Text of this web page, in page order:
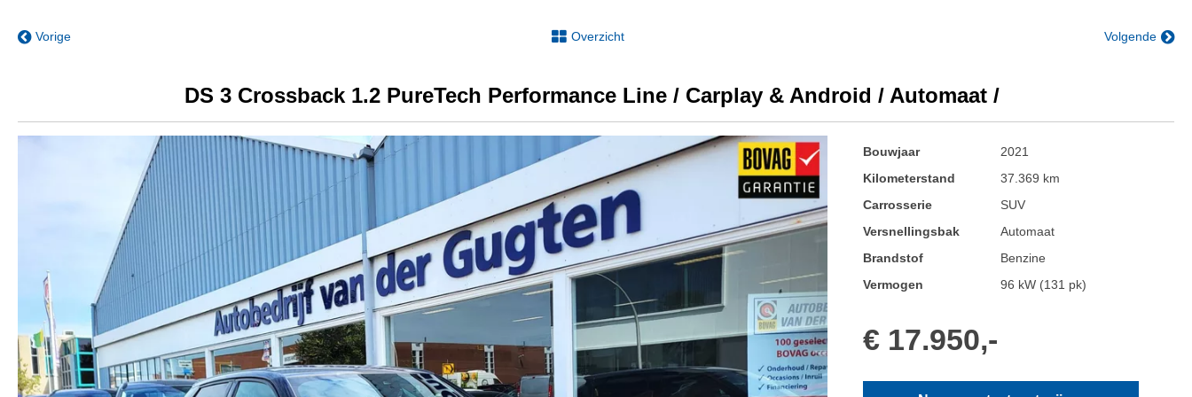
Vorige Overzicht Volgende
DS 3 Crossback 1.2 PureTech Performance Line / Carplay & Android / Automaat /
Bouwjaar
2021
Kilometerstand
37.369 km
Carrosserie
SUV
Versnellingsbak
Automaat
Brandstof
Benzine
Vermogen
96 kW (131 pk)
€ 17.950,-